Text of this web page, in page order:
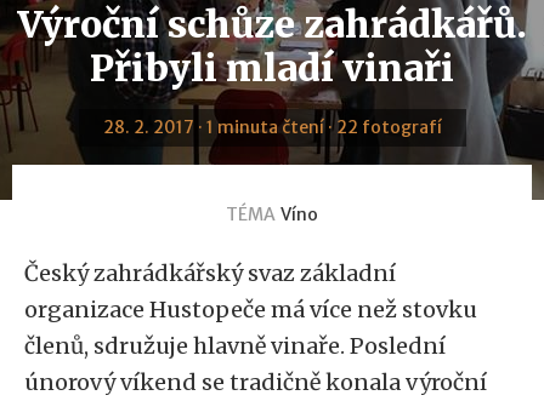
Výroční schůze zahrádkářů.
Přibyli mladí vinaři
28. 2. 2017 · 1 minuta čtení · 22 fotografí
TÉMA Víno
Český zahrádkářský svaz základní
organizace Hustopeče má více než stovku
členů, sdružuje hlavně vinaře. Poslední
únorový víkend se tradičně konala výroční